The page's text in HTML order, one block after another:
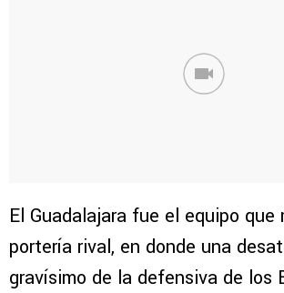
El Guadalajara fue el equipo que
portería rival, en donde una
gravísimo de la defensiva de los